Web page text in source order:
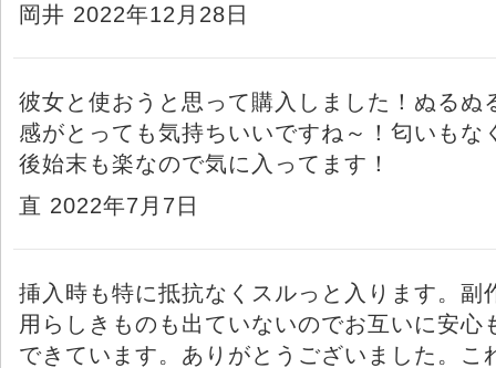
岡井 2022年12月28日
彼女と使おうと思って購入しました！ぬるぬ
感がとっても気持ちいいですね～！匂いもな
後始末も楽なので気に入ってます！
直 2022年7月7日
挿入時も特に抵抗なくスルっと入ります。副
用らしきものも出ていないのでお互いに安心
できています。ありがとうございました。こ